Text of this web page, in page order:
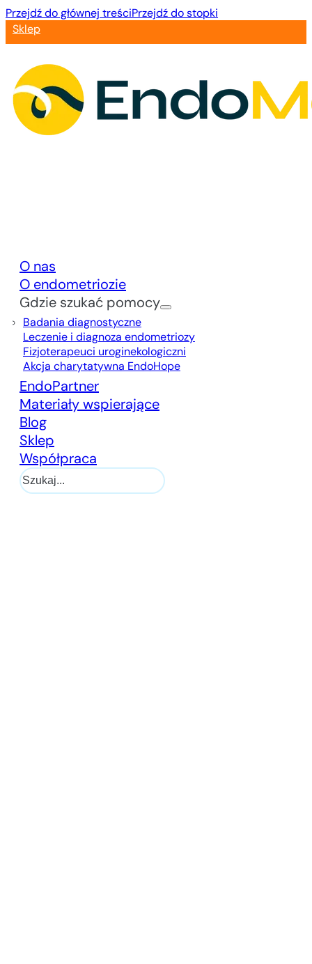
Przejdź do głównej treściPrzejdź do stopki
Sklep
O nas
O endometriozie
Gdzie szukać pomocy
Badania diagnostyczne
Leczenie i diagnoza endometriozy
Fizjoterapeuci uroginekologiczni
Akcja charytatywna EndoHope
EndoPartner
Materiały wspierające
Blog
Sklep
Współpraca
Szukaj